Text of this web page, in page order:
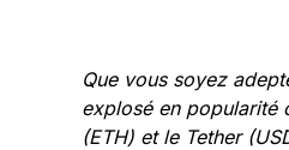
Que vous soyez
explosé en popularité
(ETH) et le Tether